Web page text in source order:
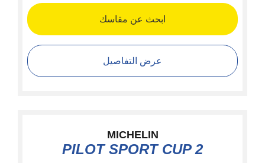
ابحث عن مقاسك
عرض التفاصيل
MICHELIN
PILOT SPORT CUP 2